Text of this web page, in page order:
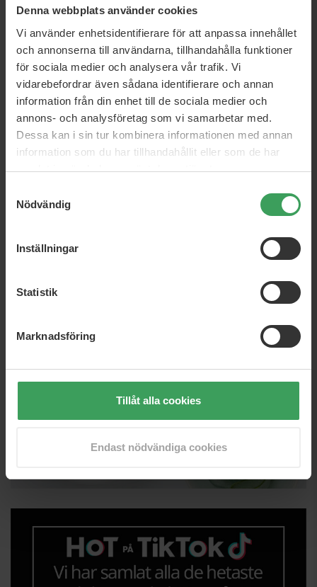
Denna webbplats använder cookies
Vi använder enhetsidentifierare för att anpassa innehållet
och annonserna till användarna, tillhandahålla funktioner
för sociala medier och analysera vår trafik. Vi
vidarebefordrar även sådana identifierare och annan
information från din enhet till de sociala medier och
annons- och analysföretag som vi samarbetar med.
Dessa kan i sin tur kombinera informationen med annan
information som du har tillhandahållit eller som de har
samlat in när du har använt deras tjänster.
Nödvändig
Inställningar
Statistik
Marknadsföring
Tillåt alla cookies
Endast nödvändiga cookies